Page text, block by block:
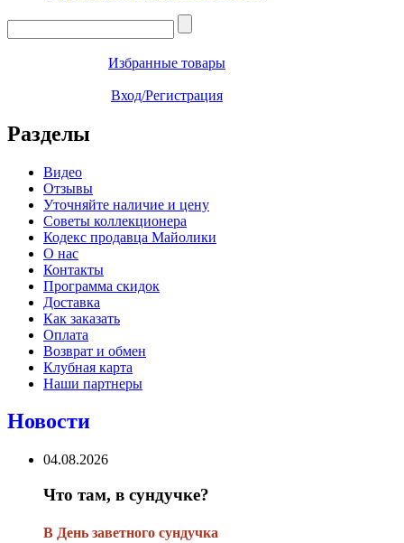
Избранные товары
Вход/Регистрация
Разделы
Видео
Отзывы
Уточняйте наличие и цену
Советы коллекционера
Кодекс продавца Майолики
О нас
Контакты
Программа скидок
Доставка
Как заказать
Оплата
Возврат и обмен
Клубная карта
Наши партнеры
Новости
04.08.2026
Что там, в сундучке?
В День заветного сундучка